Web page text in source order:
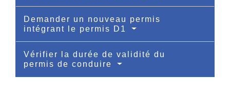
Demander un nouveau permis
intégrant le permis D1
Vérifier la durée de validité du
permis de conduire